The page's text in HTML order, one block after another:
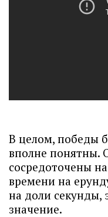
В целом, победы
вполне понятны.
сосредоточены
времени на
на доли
значение.